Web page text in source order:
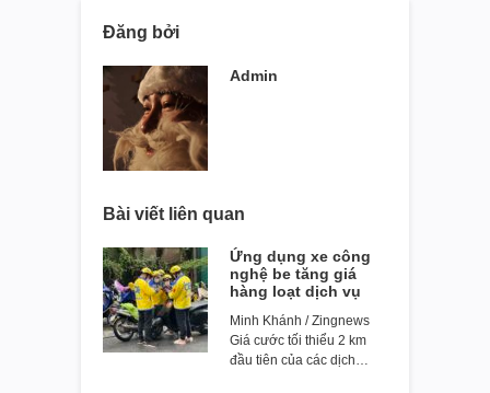
Đăng bởi
Admin
Bài viết liên quan
Ứng dụng xe công
nghệ be tăng giá
hàng loạt dịch vụ
Minh Khánh / Zingnews
Giá cước tối thiểu 2 km
đầu tiên của các dịch…